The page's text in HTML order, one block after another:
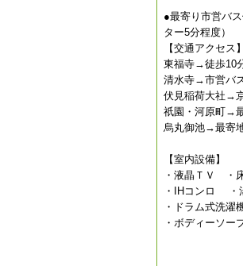
●最寄り市営バ
ター5分程度）
【交通アクセス】
東福寺→徒歩10
清水寺→市営バ
伏見稲荷大社→
祇園・河原町→
烏丸御池→最寄
【室内設備】
・液晶ＴＶ ・
・IHコンロ
・ドラム式洗
・ボディーソ